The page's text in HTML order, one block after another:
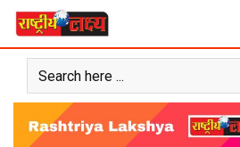
Skip
content